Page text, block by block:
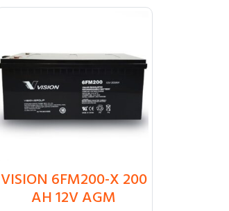
VISION 6FM200-X 200
AH 12V AGM